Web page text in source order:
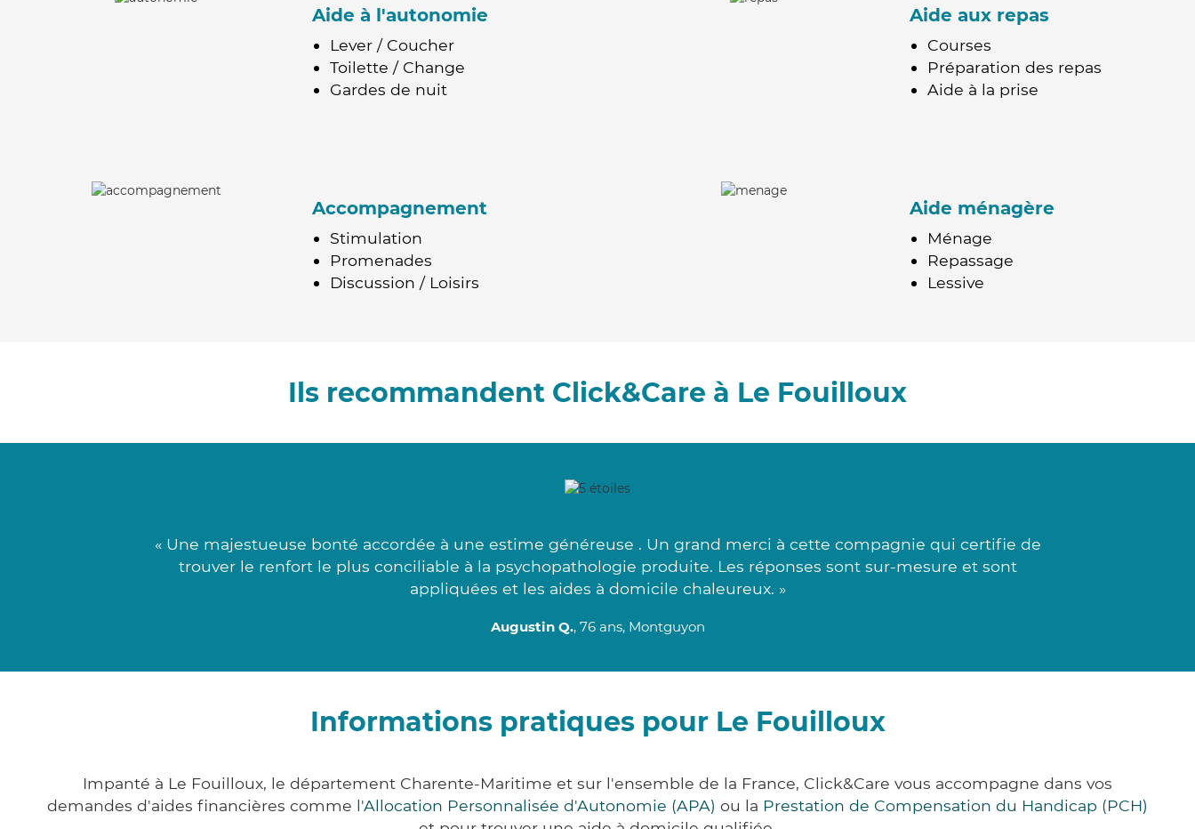
Aide à l'autonomie
Lever / Coucher
Toilette / Change
Gardes de nuit
Aide aux repas
Courses
Préparation des repas
Aide à la prise
Accompagnement
Stimulation
Promenades
Discussion / Loisirs
Aide ménagère
Ménage
Repassage
Lessive
Ils recommandent Click&Care à Le Fouilloux
« Une majestueuse bonté accordée à une estime généreuse . Un grand merci à cette compagnie qui certifie de
trouver le renfort le plus conciliable à la psychopathologie produite. Les réponses sont sur-mesure et sont
appliquées et les aides à domicile chaleureux. »
Augustin Q., 76 ans, Montguyon
Informations pratiques pour Le Fouilloux
Impanté à Le Fouilloux, le département Charente-Maritime et sur l'ensemble de la France, Click&Care vous accompagne dans vos
demandes d'aides financières comme l'Allocation Personnalisée d'Autonomie (APA) ou la Prestation de Compensation du Handicap (PCH)